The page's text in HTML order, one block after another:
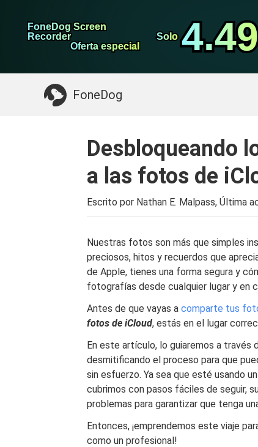
FoneDog Screen
Recorder
FoneDog Screen
Recorder
Oferta especial
Oferta especial
Solo
Solo
FoneDog
Limpiador de iPhone
Algo que puede necesitar:
Desbloqueando
a las fotos de
Escrito por Nathan E. Malpass, Última
Nuestras fotos son más que simples
preciosos, hitos y recuerdos que
de Apple, tienes una forma segura y
fotografías desde cualquier lugar y en
Antes de que vayas a comparte tus
fotos de iCloud, estás en el lugar
En este artículo, lo guiaremos a través
desmitificando el proceso para que
sin esfuerzo. Ya sea que esté usando
cubrimos con pasos fáciles de seguir,
problemas para garantizar que tenga
Entonces, ¡emprendemos este viaje
como un profesional!